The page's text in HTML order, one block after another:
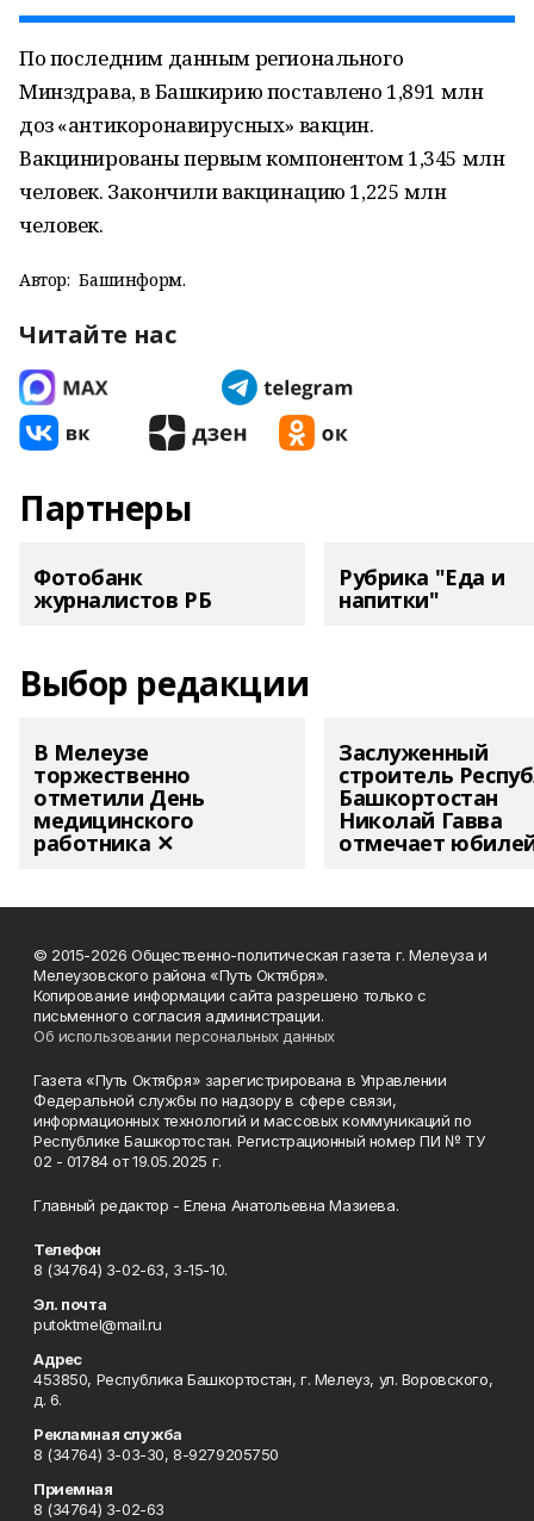
По последним данным регионального
Минздрава, в Башкирию поставлено 1,891 млн
доз «антикоронавирусных» вакцин.
Вакцинированы первым компонентом 1,345 млн
человек. Закончили вакцинацию 1,225 млн
человек.
Автор: Башинформ.
Читайте нас
Партнеры
Фотобанк
журналистов РБ
Рубрика "Еда и
напитки"
Выбор редакции
В Мелеузе
торжественно
отметили День
медицинского
работника ✕
Заслуженный
строитель
Башкортостан
Николай Гавва
отмечает
© 2015-2026 Общественно-политическая газета г. Мелеуза и
Мелеузовского района «Путь Октября».
Копирование информации сайта разрешено только с
письменного согласия администрации.
Об использовании персональных данных
Газета «Путь Октября» зарегистрирована в Управлении
Федеральной службы по надзору в сфере связи,
информационных технологий и массовых коммуникаций по
Республике Башкортостан. Регистрационный номер ПИ № ТУ
02 - 01784 от 19.05.2025 г.
Главный редактор - Елена Анатольевна Мазиева.
Телефон
8 (34764) 3-02-63, 3-15-10.
Эл. почта
putoktmel@mail.ru
Адрес
453850, Республика Башкортостан, г. Мелеуз, ул. Воровского,
д. 6.
Рекламная служба
8 (34764) 3-03-30, 8-9279205750
Приемная
8 (34764) 3-02-63